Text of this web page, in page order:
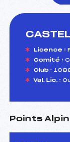
Licence :
Comité :
Club :
Val. Lic. :
Points